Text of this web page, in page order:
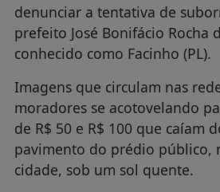
denunciar a tentativa de
prefeito José Bonifácio Rocha
conhecido como Facinho (PL).
Imagens que circulam nas
moradores se acotovelando
de R$ 50 e R$ 100 que caíam
pavimento do prédio público,
cidade, sob um sol quente.